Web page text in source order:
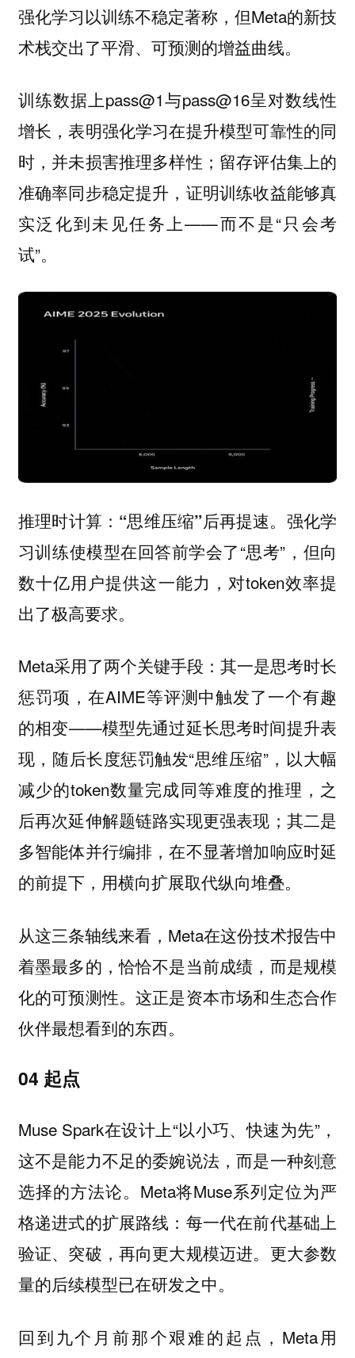
强化学习以训练不稳定著称，但Meta的新技
术栈交出了平滑、可预测的增益曲线。
训练数据上pass@1与pass@16呈对数线性
增长，表明强化学习在提升模型可靠性的同
时，并未损害推理多样性；留存评估集上的
准确率同步稳定提升，证明训练收益能够真
实泛化到未见任务上——而不是“只会考
试”。
推理时计算：“思维压缩”后再提速。 强化学
习训练使模型在回答前学会了“思考”，但向
数十亿用户提供这一能力，对token效率提
出了极高要求。
Meta采用了两个关键手段：其一是思考时长
惩罚项，在AIME等评测中触发了一个有趣
的相变——模型先通过延长思考时间提升表
现，随后长度惩罚触发“思维压缩”，以大幅
减少的token数量完成同等难度的推理，之
后再次延伸解题链路实现更强表现；其二是
多智能体并行编排，在不显著增加响应时延
的前提下，用横向扩展取代纵向堆叠。
从这三条轴线来看，Meta在这份技术报告中
着墨最多的，恰恰不是当前成绩，而是规模
化的可预测性。这正是资本市场和生态合作
伙伴最想看到的东西。
04 起点
Muse Spark在设计上“以小巧、快速为先”，
这不是能力不足的委婉说法，而是一种刻意
选择的方法论。Meta将Muse系列定位为严
格递进式的扩展路线：每一代在前代基础上
验证、突破，再向更大规模迈进。更大参数
量的后续模型已在研发之中。
回到九个月前那个艰难的起点，Meta用